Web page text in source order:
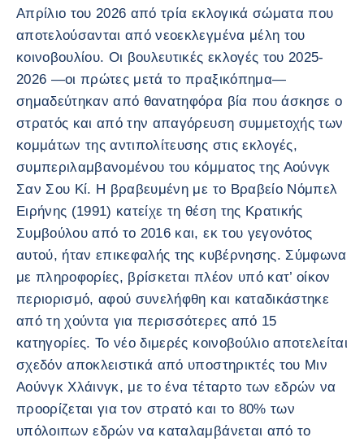
Απρίλιο του 2026 από τρία εκλογικά σώματα που
αποτελούσανται από νεοεκλεγμένα μέλη του
κοινοβουλίου. Οι βουλευτικές εκλογές του 2025-
2026 —οι πρώτες μετά το πραξικόπημα—
σημαδεύτηκαν από θανατηφόρα βία που άσκησε ο
στρατός και από την απαγόρευση συμμετοχής των
κομμάτων της αντιπολίτευσης στις εκλογές,
συμπεριλαμβανομένου του κόμματος της Αούνγκ
Σαν Σου Κί. Η βραβευμένη με το Βραβείο Νόμπελ
Ειρήνης (1991) κατείχε τη θέση της Κρατικής
Συμβούλου από το 2016 και, εκ του γεγονότος
αυτού, ήταν επικεφαλής της κυβέρνησης. Σύμφωνα
με πληροφορίες, βρίσκεται πλέον υπό κατ’ οίκον
περιορισμό, αφού συνελήφθη και καταδικάστηκε
από τη χούντα για περισσότερες από 15
κατηγορίες. Το νέο διμερές κοινοβούλιο αποτελείται
σχεδόν αποκλειστικά από υποστηρικτές του Μιν
Αούνγκ Χλάινγκ, με το ένα τέταρτο των εδρών να
προορίζεται για τον στρατό και το 80% των
υπόλοιπων εδρών να καταλαμβάνεται από το